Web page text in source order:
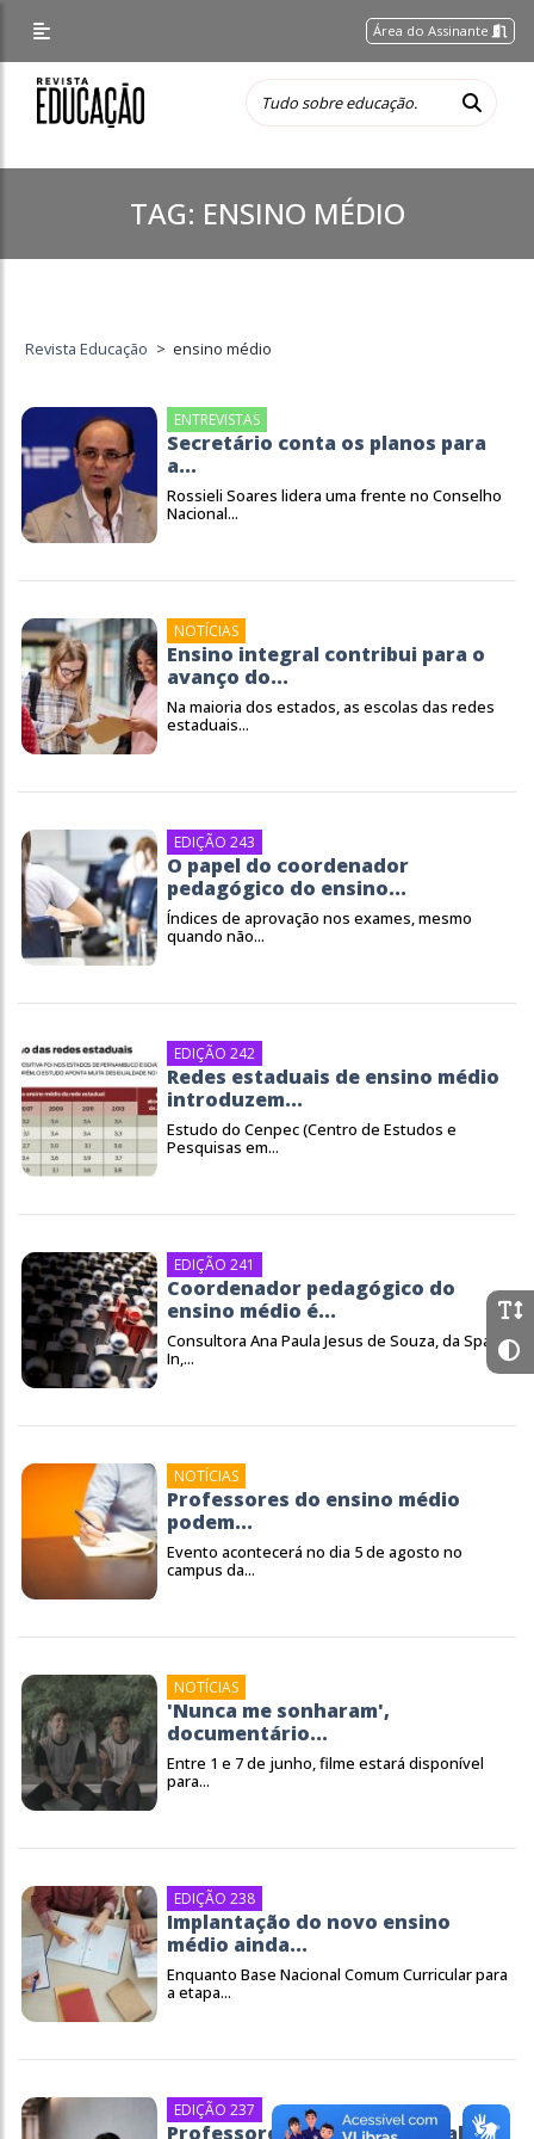
Área do Assinante
TAG: ENSINO MÉDIO
Revista Educação > ensino médio
ENTREVISTAS
Secretário conta os planos para
a...
Rossieli Soares lidera uma frente no Conselho
Nacional...
NOTÍCIAS
Ensino integral contribui para o
avanço do...
Na maioria dos estados, as escolas das redes
estaduais...
EDIÇÃO 243
O papel do coordenador
pedagógico do ensino...
Índices de aprovação nos exames, mesmo
quando não...
EDIÇÃO 242
Redes estaduais de ensino médio
introduzem...
Estudo do Cenpec (Centro de Estudos e
Pesquisas em...
EDIÇÃO 241
Coordenador pedagógico do
ensino médio é...
Consultora Ana Paula Jesus de Souza, da Spaço
In,...
NOTÍCIAS
Professores do ensino médio
podem...
Evento acontecerá no dia 5 de agosto no
campus da...
NOTÍCIAS
'Nunca me sonharam',
documentário...
Entre 1 e 7 de junho, filme estará disponível
para...
EDIÇÃO 238
Implantação do novo ensino
médio ainda...
Enquanto Base Nacional Comum Curricular para
a etapa...
EDIÇÃO 237
Professores da rede estadual